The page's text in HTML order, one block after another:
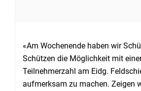
«Am Wochenende haben wir
Schützen die Möglichkeit mit
Teilnehmerzahl am Eidg.
aufmerksam zu machen. Zeigen